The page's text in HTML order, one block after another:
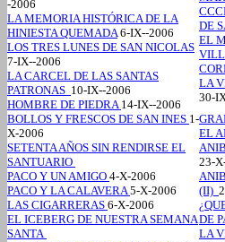
-2006
LA MEMORIA HISTÓRICA DE LA
HINIESTA QUEMADA6-IX--2006
LOS TRES LUNES DE SAN NICOLAS
7-IX--2006
LA CARCEL DE LAS SANTAS
PATRONAS 10-IX--2006
HOMBRE DE PIEDRA14-IX--2006
DE
EL
LA
30-
BOLLOS Y FRESCOS DE SAN INES 1-
X-2006
SETENTA AÑOS SIN RENDIRSE EL
SANTUARIO
PACO Y UN AMIGO 4-X-2006
PACO Y LA CALAVERA5-X-2006
LAS CIGARRERAS 6-X-2006
EL ICEBERG DE NUESTRA SEMANA
SANTA
EL
23-
(II)
DE
LA